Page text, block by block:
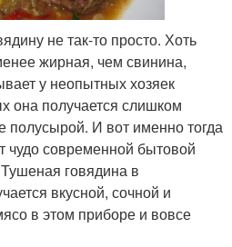
не так-то просто. Хоть
жирная, чем свинина,
у неопытных хозяек
она получается слишком
полусырой. И вот именно тогда
чудо современной бытовой
говядина в
вкусной, сочной и
в этом приборе и вовсе